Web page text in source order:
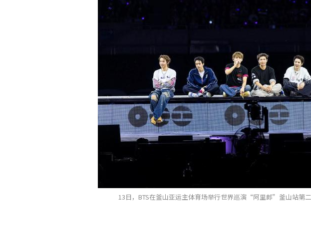
13日，BTS在釜山亚运主体育场举行世界巡演“阿里郎”釜山站第二